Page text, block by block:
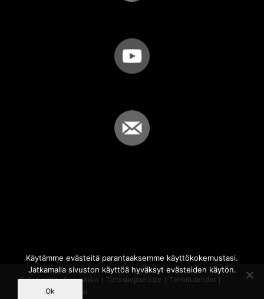
© Copyright - Sammakko | Tietosuojaseloste | Toimitusehdot |
Powered by
iQWebbi
Käytämme evästeitä parantaaksemme käyttökokemustasi.
Jatkamalla sivuston käyttöä hyväksyt evästeiden käytön.
Ok